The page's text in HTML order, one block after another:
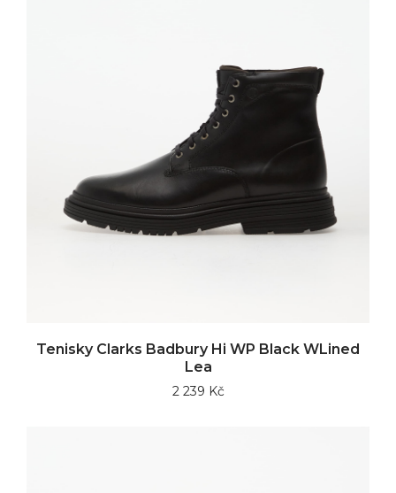
Tenisky Clarks Badbury Hi WP Black WLined
Lea
2 239 Kč